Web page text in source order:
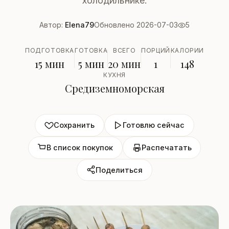
Автор: Elena79Обновлено 2026-07-03 5
ПОДГОТОВКА
15 мин
ГОТОВКА
5 мин
ВСЕГО
20 мин
ПОРЦИЙ
1
КАЛОРИИ
148
КУХНЯ
Средиземноморская
Сохранить Готовлю сейчас
В список покупок Распечатать
Поделиться